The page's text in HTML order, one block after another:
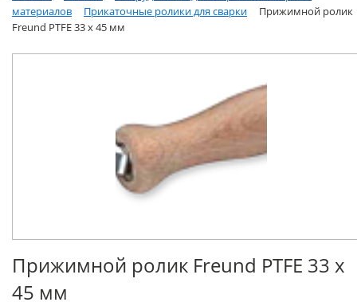
материалов
Прикаточные ролики для сварки
Прижимной ролик
Freund PTFE 33 x 45 мм
Прижимной ролик Freund PTFE 33 x
45 мм